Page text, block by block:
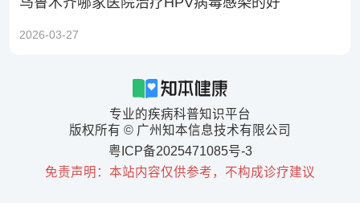
2026-03-27
专业的疾病科普知识平台
版权所有 © 广州知本信息技术有限公司
粤ICP备2025471085号-3
免责声明：本站内容仅供参考，不构成诊疗建议